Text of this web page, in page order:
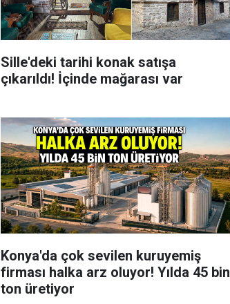
Sille'deki tarihi konak satışa
çıkarıldı! İçinde mağarası var
Konya'da çok sevilen kuruyemiş
firması halka arz oluyor! Yılda 45 bin
ton üretiyor